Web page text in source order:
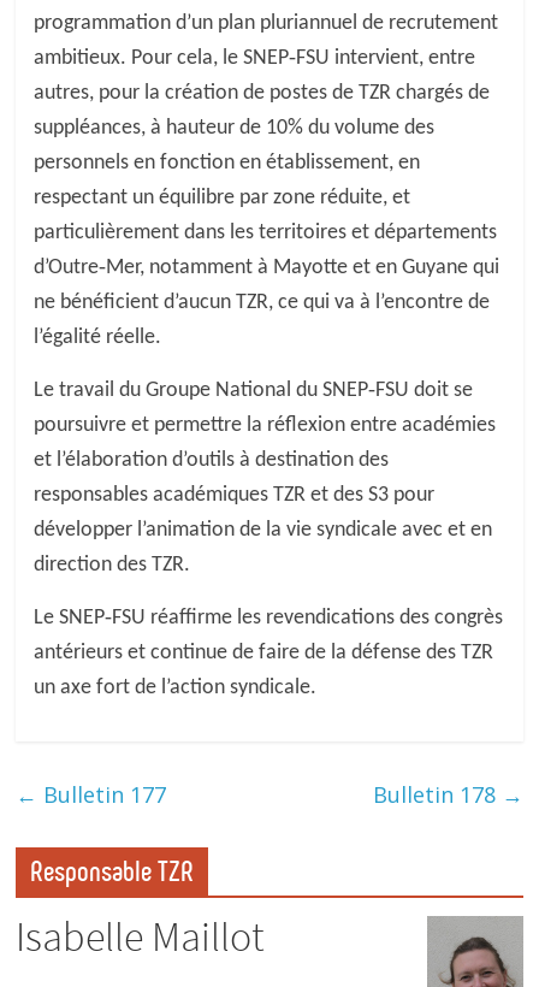
programmation d’un plan pluriannuel de recrutement
ambitieux. Pour cela, le SNEP‐FSU intervient, entre
autres, pour la création de postes de TZR chargés de
suppléances, à hauteur de 10% du volume des
personnels en fonction en établissement, en
respectant un équilibre par zone réduite, et
particulièrement dans les territoires et départements
d’Outre‐Mer, notamment à Mayotte et en Guyane qui
ne bénéficient d’aucun TZR, ce qui va à l’encontre de
l’égalité réelle.
Le travail du Groupe National du SNEP‐FSU doit se
poursuivre et permettre la réflexion entre académies
et l’élaboration d’outils à destination des
responsables académiques TZR et des S3 pour
développer l’animation de la vie syndicale avec et en
direction des TZR.
Le SNEP‐FSU réaffirme les revendications des congrès
antérieurs et continue de faire de la défense des TZR
un axe fort de l’action syndicale.
← Bulletin 177 Bulletin 178 →
Responsable TZR
Isabelle Maillot